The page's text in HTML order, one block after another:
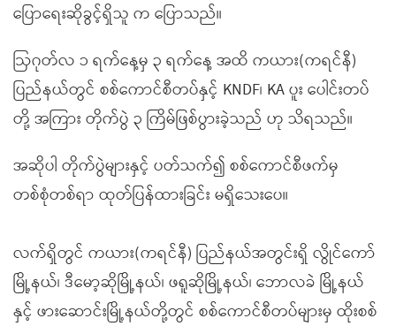
ပြောရေးဆိုခွင့်ရှိသူ က ပြောသည်။
ဩဂုတ်လ ၁ ရက်နေ့မှ ၃ ရက်နေ့ အထိ ကယား(ကရင်နီ)
ပြည်နယ်တွင် စစ်ကောင်စီတပ်နှင့် KNDF၊ KA ပူး ပေါင်းတပ်
တို့ အကြား တိုက်ပွဲ ၃ ကြိမ်ဖြစ်ပွားခဲ့သည် ဟု သိရသည်။
အဆိုပါ တိုက်ပွဲများနှင့် ပတ်သက်၍ စစ်ကောင်စီဖက်မှ
တစ်စုံတစ်ရာ ထုတ်ပြန်ထားခြင်း မရှိသေးပေ။
လက်ရှိတွင် ကယား(ကရင်နီ) ပြည်နယ်အတွင်းရှိ လွိုင်ကော်
မြို့နယ်၊ ဒီမော့ဆိုမြို့နယ်၊ ဖရူဆိုမြို့နယ်၊ ဘောလခဲ မြို့နယ်
နှင့် ဖားဆောင်းမြို့နယ်တို့တွင် စစ်ကောင်စီတပ်များမှ ထိုးစစ်